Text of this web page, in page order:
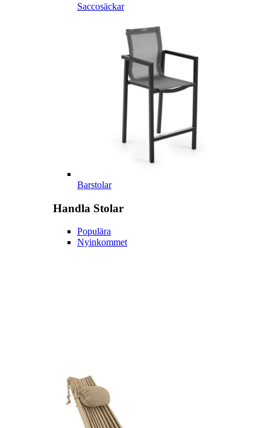
Saccosäckar
Barstolar
Handla Stolar
Populära
Nyinkommet